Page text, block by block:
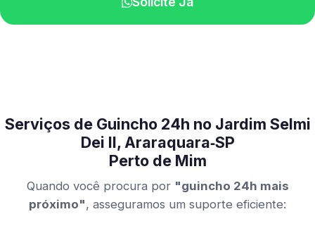
Serviços de Guincho 24h no Jardim Selmi
Dei II, Araraquara‑SP
Perto de Mim
Quando você procura por "guincho 24h mais
próximo", asseguramos um suporte eficiente: